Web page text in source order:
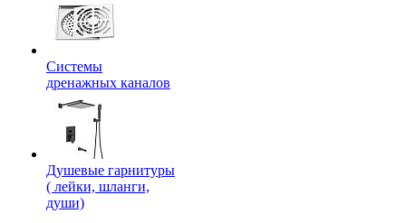
Системы
дренажных каналов
Душевые гарнитуры
( лейки, шланги,
души)